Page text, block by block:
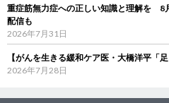
重症筋無力症への正しい知識と理解を 8
配信も
2026年7月31日
【がんを生きる緩和ケア医・大橋洋平「
2026年7月28日